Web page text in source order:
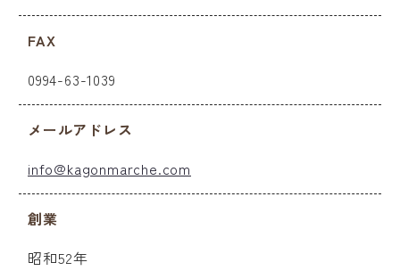
FAX
0994-63-1039
メールアドレス
info@kagonmarche.com
創業
昭和52年